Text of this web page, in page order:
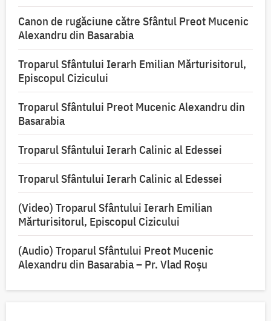
Canon de rugăciune către Sfântul Preot Mucenic
Alexandru din Basarabia
Troparul Sfântului Ierarh Emilian Mărturisitorul,
Episcopul Cizicului
Troparul Sfântului Preot Mucenic Alexandru din
Basarabia
Troparul Sfântului Ierarh Calinic al Edessei
Troparul Sfântului Ierarh Calinic al Edessei
(Video) Troparul Sfântului Ierarh Emilian
Mărturisitorul, Episcopul Cizicului
(Audio) Troparul Sfântului Preot Mucenic
Alexandru din Basarabia – Pr. Vlad Roșu